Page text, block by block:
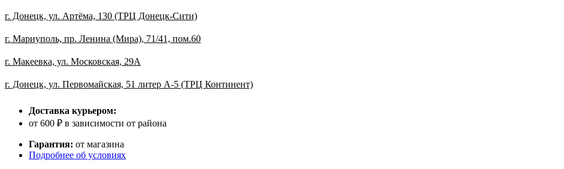
г. Донецк, ул. Артёма, 130 (ТРЦ Донецк-Сити)
г. Мариуполь, пр. Ленина (Мира), 71/41, пом.60
г. Макеевка, ул. Московская, 29А
г. Донецк, ул. Первомайская, 51 литер А-5 (ТРЦ Континент)
Доставка курьером:
от 600 ₽ в зависимости от района
Гарантия: от магазина
Подробнее об условиях